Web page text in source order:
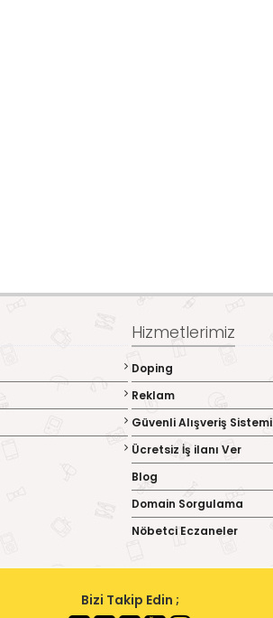
Hizmetlerimiz
Doping
Reklam
Güvenli Alışveriş Sistemi
Ücretsiz İş ilanı Ver
Blog
Domain Sorgulama
Nöbetci Eczaneler
Bizi Takip Edin ;